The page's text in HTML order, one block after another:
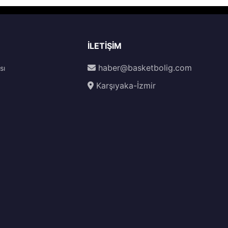
İLETIŞIM
haber@basketbolig.com
Karşıyaka-İzmir